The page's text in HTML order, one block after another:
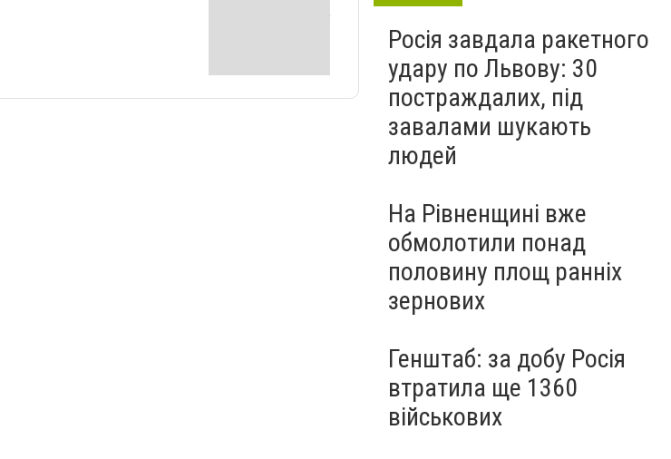
Росія завдала ракетного
удару по Львову: 30
постраждалих, під
завалами шукають
людей
На Рівненщині вже
обмолотили понад
половину площ ранніх
зернових
Генштаб: за добу Росія
втратила ще 1360
військових